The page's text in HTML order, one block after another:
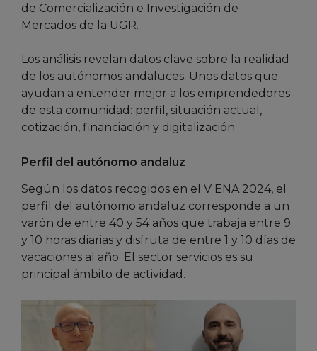
de Comercialización e Investigación de
Mercados de la UGR.
Los análisis revelan datos clave sobre la realidad
de los autónomos andaluces. Unos datos que
ayudan a entender mejor a los emprendedores
de esta comunidad: perfil, situación actual,
cotización, financiación y digitalización.
Perfil del autónomo andaluz
Según los datos recogidos en el V ENA 2024, el
perfil del autónomo andaluz corresponde a un
varón de entre 40 y 54 años que trabaja entre 9
y 10 horas diarias y disfruta de entre 1 y 10 días de
vacaciones al año. El sector servicios es su
principal ámbito de actividad.